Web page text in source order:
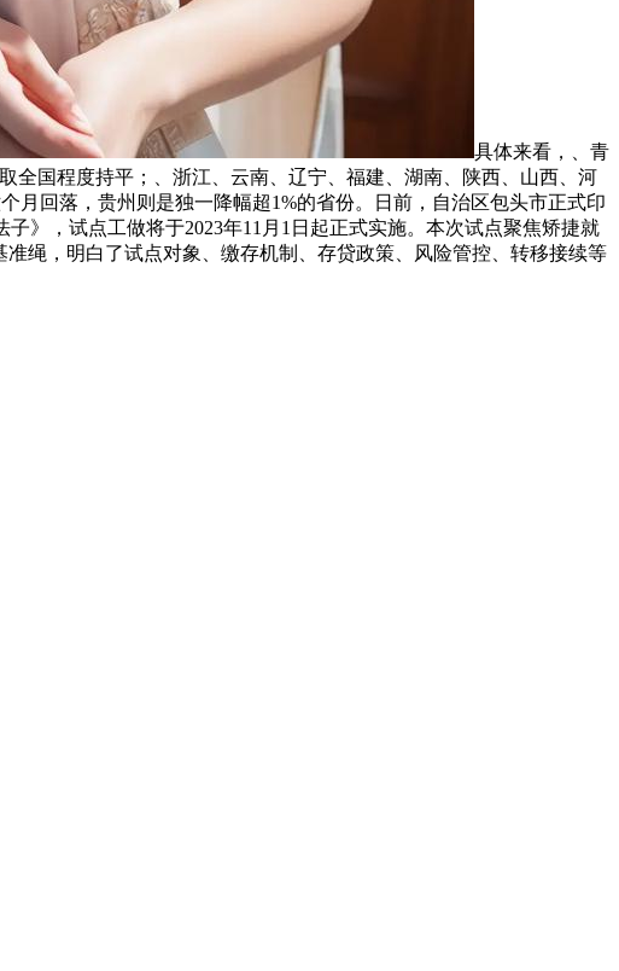
具体来看，、青
全国程度持平；、浙江、云南、辽宁、福建、湖南、陕西、山西、河
月回落，贵州则是独一降幅超1%的省份。日前，自治区包头市正式印
》，试点工做将于2023年11月1日起正式实施。本次试点聚焦矫捷就
绳，明白了试点对象、缴存机制、存贷政策、风险管控、转移接续等